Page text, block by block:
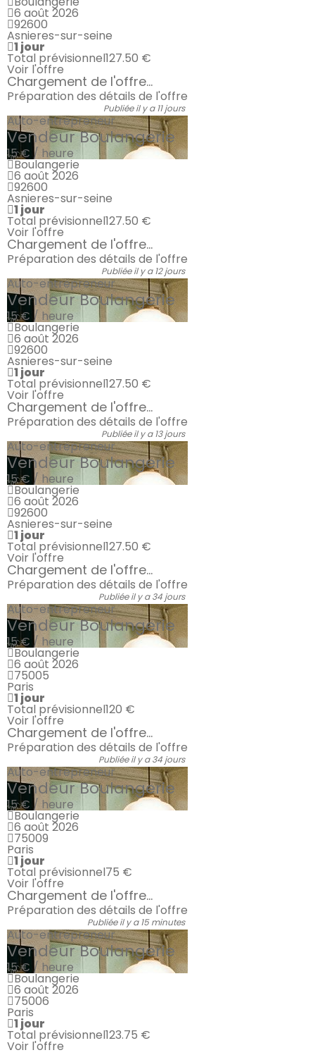
6 août 2026
92600
Asnieres-sur-seine
1 jour
Total prévisionnel127.50 €
Voir l'offre
Chargement de l'offre...
Préparation des détails de l'offre
Publiée il y a 11 jours
Auto-entrepreneur
Vendeur Boulangerie
15 € / heure
Boulangerie
6 août 2026
92600
Asnieres-sur-seine
1 jour
Total prévisionnel127.50 €
Voir l'offre
Chargement de l'offre...
Préparation des détails de l'offre
Publiée il y a 12 jours
Auto-entrepreneur
Vendeur Boulangerie
15 € / heure
Boulangerie
6 août 2026
92600
Asnieres-sur-seine
1 jour
Total prévisionnel127.50 €
Voir l'offre
Chargement de l'offre...
Préparation des détails de l'offre
Publiée il y a 13 jours
Auto-entrepreneur
Vendeur Boulangerie
15 € / heure
Boulangerie
6 août 2026
92600
Asnieres-sur-seine
1 jour
Total prévisionnel127.50 €
Voir l'offre
Chargement de l'offre...
Préparation des détails de l'offre
Publiée il y a 34 jours
Auto-entrepreneur
Vendeur Boulangerie
15 € / heure
Boulangerie
6 août 2026
75005
Paris
1 jour
Total prévisionnel120 €
Voir l'offre
Chargement de l'offre...
Préparation des détails de l'offre
Publiée il y a 34 jours
Auto-entrepreneur
Vendeur Boulangerie
15 € / heure
Boulangerie
6 août 2026
75009
Paris
1 jour
Total prévisionnel75 €
Voir l'offre
Chargement de l'offre...
Préparation des détails de l'offre
Publiée il y a 15 minutes
Auto-entrepreneur
Vendeur Boulangerie
15 € / heure
Boulangerie
6 août 2026
75006
Paris
1 jour
Total prévisionnel123.75 €
Voir l'offre